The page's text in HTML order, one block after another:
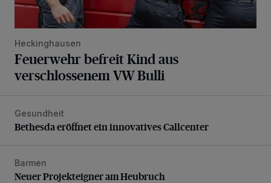
Heckinghausen
Feuerwehr befreit Kind aus
verschlossenem VW Bulli
Bethesda eröffnet ein innovatives Callcenter
Gesundheit
Bethesda eröffnet ein innovatives Callcenter
Neuer Projekteigner am Heubruch
Barmen
Neuer Projekteigner am Heubruch